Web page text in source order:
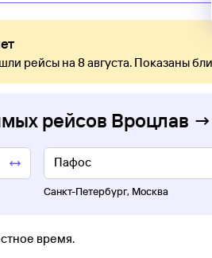
рейсы на 8 августа. Показаны
рейсов Вроцлав
Санкт-Петербург, Москва
время.